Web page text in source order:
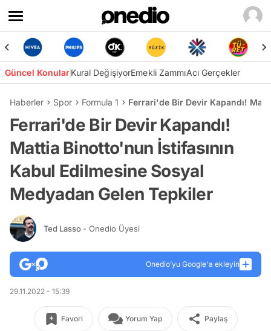
Güncel KonularKural DeğişiyorEmekli ZammıAcı Gerçekler
Haberler Spor Formula 1 Ferrari'de Bir Devir Kapandı!
Ferrari'de Bir Devir Kapandı!
Mattia Binotto'nun İstifasının
Kabul Edilmesine Sosyal
Medyadan Gelen Tepkiler
Ted Lasso - Onedio Üyesi
Onedio’yu Google'a ekleyin
29.11.2022 - 15:39
Favori Yorum Yap Paylaş